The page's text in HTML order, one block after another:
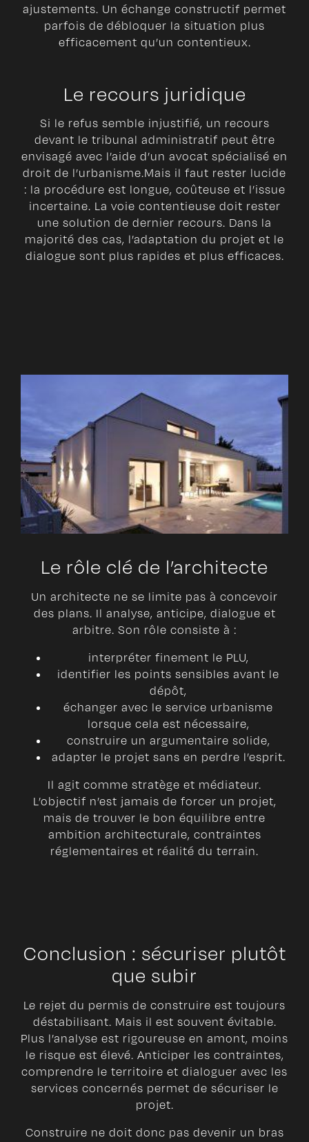
ajustements. Un échange constructif permet
parfois de débloquer la situation plus
efficacement qu’un contentieux.
Le recours juridique
Si le refus semble injustifié, un recours
devant le tribunal administratif peut être
envisagé avec l’aide d’un avocat spécialisé en
droit de l’urbanisme.Mais il faut rester lucide
: la procédure est longue, coûteuse et l’issue
incertaine. La voie contentieuse doit rester
une solution de dernier recours. Dans la
majorité des cas, l’adaptation du projet et le
dialogue sont plus rapides et plus efficaces.
Le rôle clé de l’architecte
Un architecte ne se limite pas à concevoir
des plans. Il analyse, anticipe, dialogue et
arbitre. Son rôle consiste à :
interpréter finement le PLU,
identifier les points sensibles avant le
dépôt,
échanger avec le service urbanisme
lorsque cela est nécessaire,
construire un argumentaire solide,
adapter le projet sans en perdre l’esprit.
Il agit comme stratège et médiateur.
L’objectif n’est jamais de forcer un projet,
mais de trouver le bon équilibre entre
ambition architecturale, contraintes
réglementaires et réalité du terrain.
Conclusion : sécuriser plutôt
que subir
Le rejet du permis de construire est toujours
déstabilisant. Mais il est souvent évitable.
Plus l’analyse est rigoureuse en amont, moins
le risque est élevé. Anticiper les contraintes,
comprendre le territoire et dialoguer avec les
services concernés permet de sécuriser le
projet.
Construire ne doit donc pas devenir un bras